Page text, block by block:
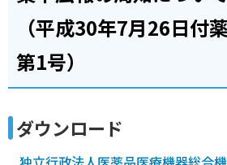
（平成30年7月26日付
第1号）
ダウンロード